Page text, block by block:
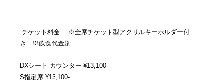
チケット料金 ※全席チケット型アクリルキーホルダー付
き ※飲食代金別
DXシート カウンター ¥13,100-
S指定席 ¥13,100-